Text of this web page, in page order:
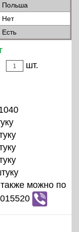
Польша
Нет
Есть
шт.
можно по